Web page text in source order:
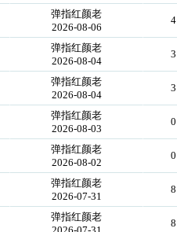
弹指红颜老
2026-08-06
4
弹指红颜老
2026-08-04
3
弹指红颜老
2026-08-04
3
弹指红颜老
2026-08-03
0
弹指红颜老
2026-08-02
0
弹指红颜老
2026-07-31
8
弹指红颜老
8